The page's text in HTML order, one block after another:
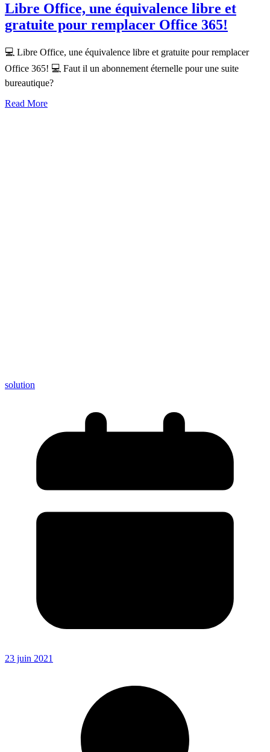
Libre Office, une équivalence libre et
gratuite pour remplacer Office 365!
💻 Libre Office, une équivalence libre et gratuite pour remplacer
Office 365! 💻 Faut il un abonnement éternelle pour une suite
bureautique?
Read More
solution
23 juin 2021